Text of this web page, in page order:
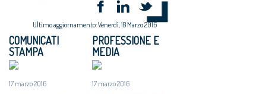
Ultimo aggiornamento: Venerdì, 18 Marzo 2016
COMUNICATI
STAMPA
17 marzo 2016
PROFESSIONE E
MEDIA
17 marzo 2016